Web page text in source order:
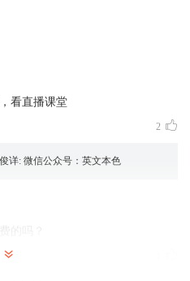
看直播课堂
2
详: 微信公众号：英文本色